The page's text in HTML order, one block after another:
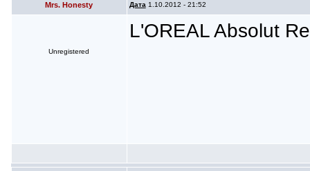
Mrs. Honesty Дата 1.10.2012 - 21:52
Unregistered
L'OREAL Absolut